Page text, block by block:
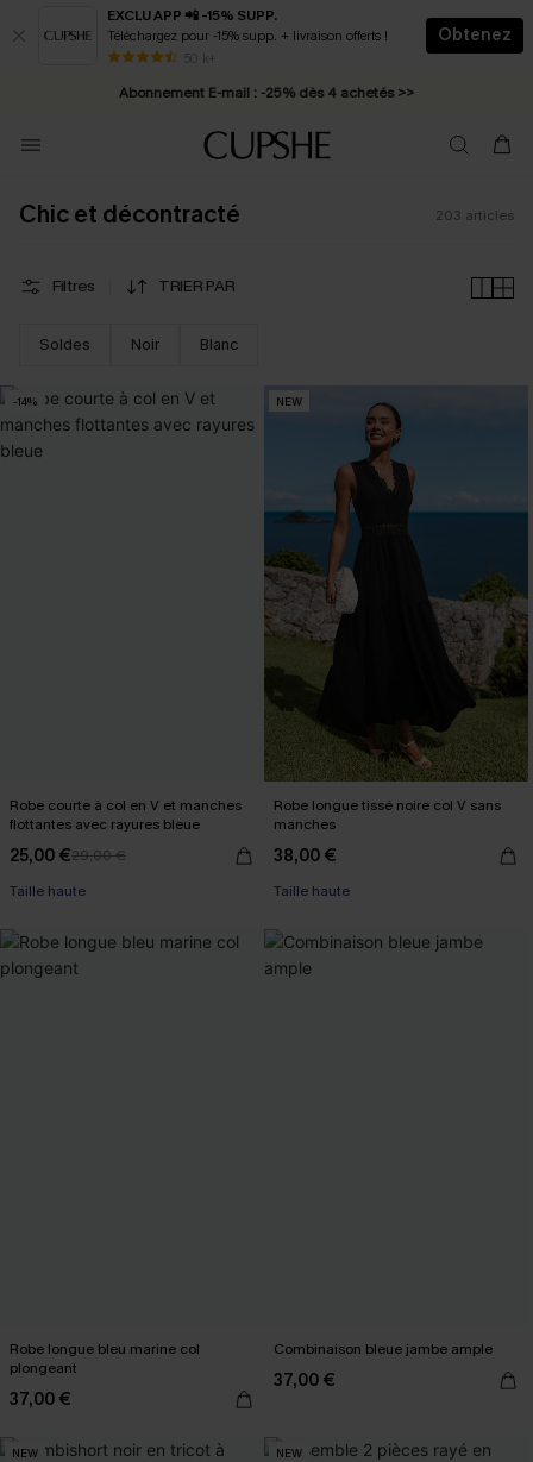
EXCLU APP 📲 -15% SUPP.
Téléchargez pour -15% supp. + livraison offerts !
50 k+
Obtenez
* Livraison éclair 2-3 jours ouvrés >>
Abonnement E-mail : -25% dès 4 achetés >>
Chic et décontracté 203 articles
Filtres TRIER PAR
Soldes Noir Blanc
-14%
Robe courte à col en V et manches
flottantes avec rayures bleue
25,00 €29,00 €
Taille haute
NEW
Robe longue tissé noire col V sans
manches
38,00 €
Taille haute
Robe longue bleu marine col
plongeant
37,00 €
Combinaison bleue jambe ample
37,00 €
NEW NEW